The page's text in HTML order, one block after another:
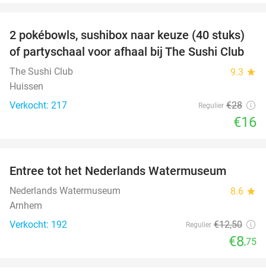
43%
2 pokébowls, sushibox naar keuze (40 stuks)
of partyschaal voor afhaal bij The Sushi Club
The Sushi Club 9.3 star
Huissen
Verkocht: 217
Regulier €28
€16
Entree tot het Nederlands Watermuseum
Nederlands Watermuseum 8.6 star
Arnhem
Verkocht: 192
Regulier €12,50
€8,75